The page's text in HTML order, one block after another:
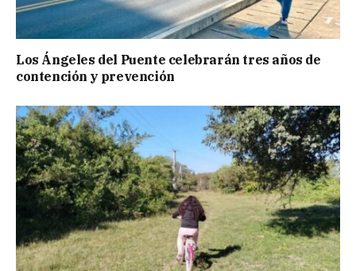
Los Ángeles del Puente celebrarán tres años de
contención y prevención